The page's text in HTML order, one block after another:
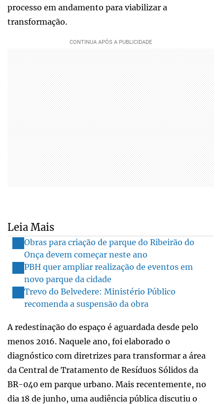
processo em andamento para viabilizar a
transformação.
Leia Mais
Obras para criação de parque do Ribeirão do
Onça devem começar neste ano
PBH quer ampliar realização de eventos em
novo parque da cidade
Trevo do Belvedere: Ministério Público
recomenda a suspensão da obra
A redestinação do espaço é aguardada desde pelo
menos 2016. Naquele ano, foi elaborado o
diagnóstico com diretrizes para transformar a área
da Central de Tratamento de Resíduos Sólidos da
BR-040 em parque urbano. Mais recentemente, no
dia 18 de junho, uma audiência pública discutiu o